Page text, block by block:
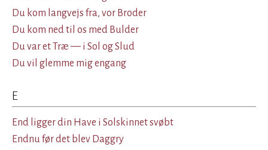
Du kom langvejs fra, vor Broder
Du kom ned til os med Bulder
Du var et Træ — i Sol og Slud
Du vil glemme mig engang
E
End ligger din Have i Solskinnet svøbt
Endnu før det blev Daggry